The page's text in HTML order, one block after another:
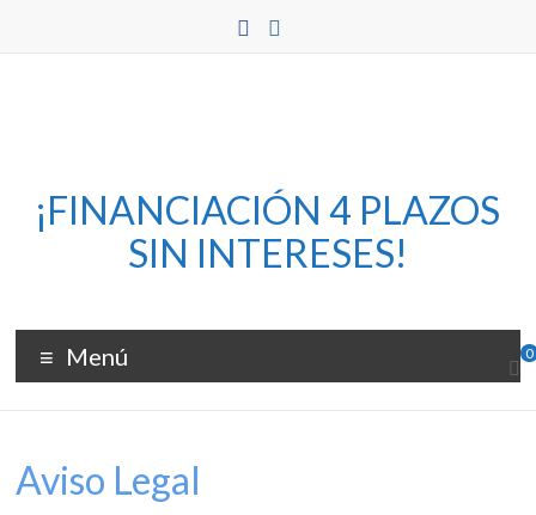
Flux
Cortadoras
¡FINANCIACIÓN 4 PLAZOS
SIN INTERESES!
0
Menú
Aviso Legal